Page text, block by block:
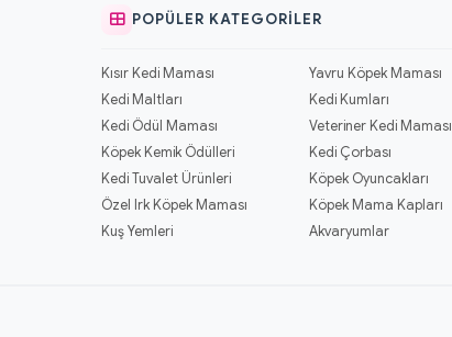
POPÜLER KATEGORILER
Kısır Kedi Maması Yavru Köpek Maması
Kedi Maltları
Kedi Kumları
Kedi Ödül Maması
Veteriner Kedi Maması
Köpek Kemik Ödülleri
Kedi Çorbası
Kedi Tuvalet Ürünleri
Köpek Oyuncakları
Özel Irk Köpek Maması
Köpek Mama Kapları
Kuş Yemleri
Akvaryumlar